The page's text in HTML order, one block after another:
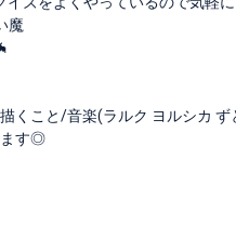
魔
くこと/音楽(ラルク ヨルシカ
ます◎